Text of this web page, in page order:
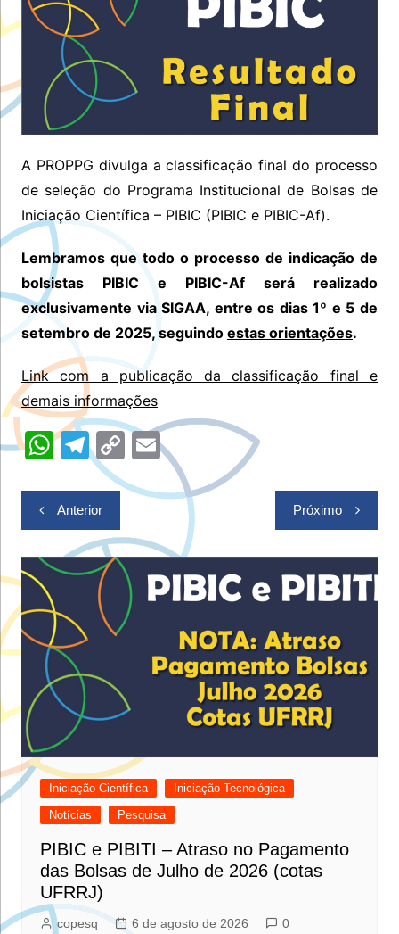
A PROPPG divulga a classificação final do processo
de seleção do Programa Institucional de Bolsas de
Iniciação Científica – PIBIC (PIBIC e PIBIC-Af).
Lembramos que todo o processo de indicação de
bolsistas PIBIC e PIBIC-Af será realizado
exclusivamente via SIGAA, entre os dias 1º e 5 de
setembro de 2025, seguindo estas orientações.
Link com a publicação da classificação final e
demais informações
W
at
s
A
p
p
T
el
e
gr
a
m
C
o
p
y
Li
n
k
E
m
ai
Navegação
de
Post
Anterior Próximo
Iniciação Científica
Iniciação Tecnológica
Notícias
Pesquisa
PIBIC e PIBITI – Atraso no Pagamento
das Bolsas de Julho de 2026 (cotas
UFRRJ)
copesq 6 de agosto de 2026 0